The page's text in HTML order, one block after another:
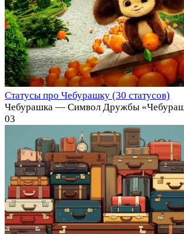
Статусы про Чебурашку (30 статусов)
Чебурашка — Символ Дружбы
03